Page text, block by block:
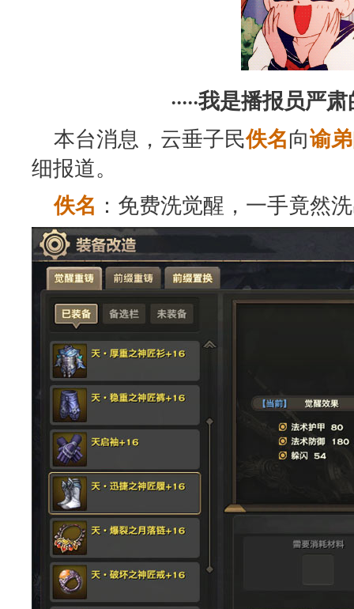
·····我是播报员严肃
本台消息，云垂子民佚名向谕
细报道。
佚名 ：免费洗觉醒，一手竟然